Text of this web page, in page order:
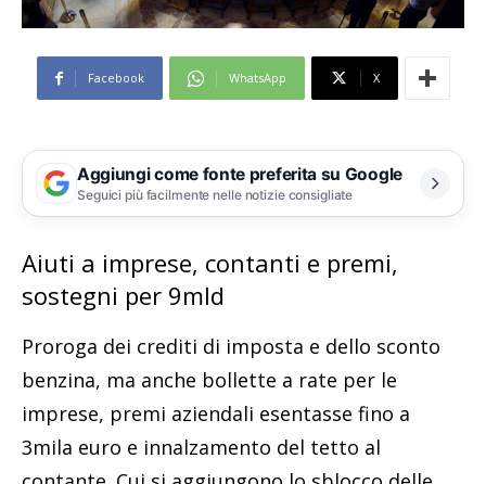
Facebook WhatsApp X
Aggiungi come fonte preferita su Google
Seguici più facilmente nelle notizie consigliate
Aiuti a imprese, contanti e premi,
sostegni per 9mld
Proroga dei crediti di imposta e dello sconto
benzina, ma anche bollette a rate per le
imprese, premi aziendali esentasse fino a
3mila euro e innalzamento del tetto al